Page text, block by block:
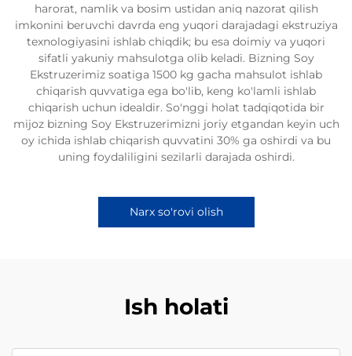
harorat, namlik va bosim ustidan aniq nazorat qilish
imkonini beruvchi davrda eng yuqori darajadagi ekstruziya
texnologiyasini ishlab chiqdik; bu esa doimiy va yuqori
sifatli yakuniy mahsulotga olib keladi. Bizning Soy
Ekstruzerimiz soatiga 1500 kg gacha mahsulot ishlab
chiqarish quvvatiga ega bo'lib, keng ko'lamli ishlab
chiqarish uchun idealdir. So'nggi holat tadqiqotida bir
mijoz bizning Soy Ekstruzerimizni joriy etgandan keyin uch
oy ichida ishlab chiqarish quvvatini 30% ga oshirdi va bu
uning foydaliligini sezilarli darajada oshirdi.
Narx so'rovi olish
Ish holati